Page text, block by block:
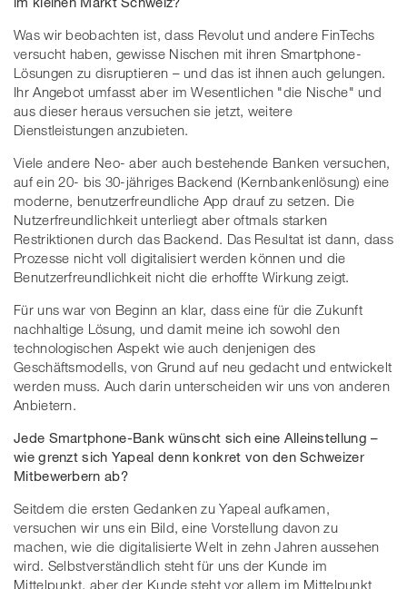
Was wir beobachten ist, dass Revolut und andere FinTechs
versucht haben, gewisse Nischen mit ihren Smartphone-
Lösungen zu disruptieren – und das ist ihnen auch gelungen.
Ihr Angebot umfasst aber im Wesentlichen "die Nische" und
aus dieser heraus versuchen sie jetzt, weitere
Dienstleistungen anzubieten.
Viele andere Neo- aber auch bestehende Banken versuchen,
auf ein 20- bis 30-jähriges Backend (Kernbankenlösung) eine
moderne, benutzerfreundliche App drauf zu setzen. Die
Nutzerfreundlichkeit unterliegt aber oftmals starken
Restriktionen durch das Backend. Das Resultat ist dann, dass
Prozesse nicht voll digitalisiert werden können und die
Benutzerfreundlichkeit nicht die erhoffte Wirkung zeigt.
Für uns war von Beginn an klar, dass eine für die Zukunft
nachhaltige Lösung, und damit meine ich sowohl den
technologischen Aspekt wie auch denjenigen des
Geschäftsmodells, von Grund auf neu gedacht und entwickelt
werden muss. Auch darin unterscheiden wir uns von anderen
Anbietern.
Jede Smartphone-Bank wünscht sich eine Alleinstellung –
wie grenzt sich Yapeal denn konkret von den Schweizer
Mitbewerbern ab?
Seitdem die ersten Gedanken zu Yapeal aufkamen,
versuchen wir uns ein Bild, eine Vorstellung davon zu
machen, wie die digitalisierte Welt in zehn Jahren aussehen
wird. Selbstverständlich steht für uns der Kunde im
Mittelpunkt, aber der Kunde steht vor allem im Mittelpunkt